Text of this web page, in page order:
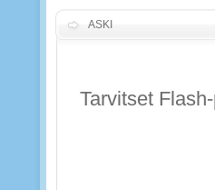
ASKI
Tarvitset